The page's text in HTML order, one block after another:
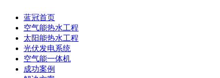
蓝冠首页
空气能热水工程
太阳能热水工程
光伏发电系统
空气能一体机
成功案例